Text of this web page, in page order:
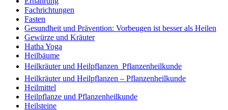
Fachrichtungen
Fasten
Gesundheit und Prävention: Vorbeugen ist besser als Heilen
Gewürze und Kräuter
Hatha Yoga
Heilbäume
Heilkräuter und Heilpflanzen  Pflanzenheilkunde
Heilkräuter und Heilpflanzen – Pflanzenheilkunde
Heilmittel
Heilpflanze und Pflanzenheilkunde
Heilsteine